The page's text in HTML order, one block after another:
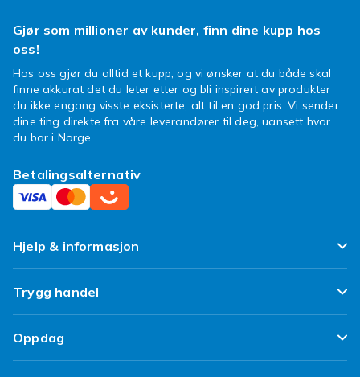
Gjør som millioner av kunder, finn dine kupp hos
oss!
Hos oss gjør du alltid et kupp, og vi ønsker at du både skal
finne akkurat det du leter etter og bli inspirert av produkter
du ikke engang visste eksisterte, alt til en god pris. Vi sender
dine ting direkte fra våre leverandører til deg, uansett hvor
du bor i Norge.
Betalingsalternativ
Hjelp & informasjon
Ofte stilte spørsmål
Spor pakken min
Angre & returner her
Trygg handel
Fornøyd kunde-løfte
Kundeanmeldelser
Oppdag